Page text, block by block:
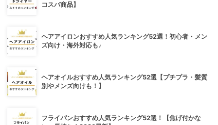
コスパ商品】
ヘアアイロンおすすめ人気ランキング52選！初心者・メン
ズ向け・海外対応も♪
ヘアオイルおすすめ人気ランキング52選【プチプラ・髪質
別やメンズ向けも！】
フライパンおすすめ人気ランキング52選！【焦げ付かな